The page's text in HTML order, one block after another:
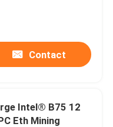
Contact
Intel® B75 12
Eth Mining